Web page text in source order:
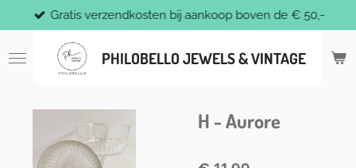
direct
naar
de
PHILOBELLO JEWELS & VINTAGE
Gratis verzendkosten bij aankoop boven de € 50,-
H - Aurore